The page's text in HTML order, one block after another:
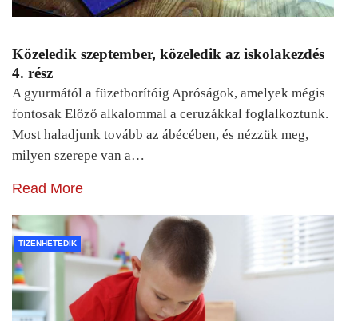
Közeledik szeptember, közeledik az iskolakezdés
4. rész
A gyurmától a füzetborítóig Apróságok, amelyek mégis
fontosak Előző alkalommal a ceruzákkal foglalkoztunk.
Most haladjunk tovább az ábécében, és nézzük meg,
milyen szerepe van a…
Read More
TIZENHETEDIK